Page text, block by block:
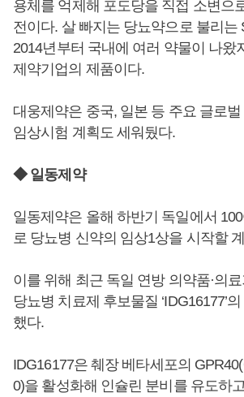
용체를 억제해 포도당을 직접 소변으
전이다. 살 빠지는 당뇨약으로 불리는
2014년부터 국내에 여러 약물이 나왔
제약기업의 제품이다.
대웅제약은 중국, 일본 등 주요 글로
임상시험 계획도 세워뒀다.
◆ 일동제약
일동제약은 올해 하반기 독일에서
로 당뇨병 신약의 임상1상을 시작할
이를 위해 최근 독일 연방 의약품·의
당뇨병 치료제 후보물질 ‘IDG16177’
했다.
IDG16177은 췌장 베타세포의
0)을 활성화해 인슐린 분비를 유도하